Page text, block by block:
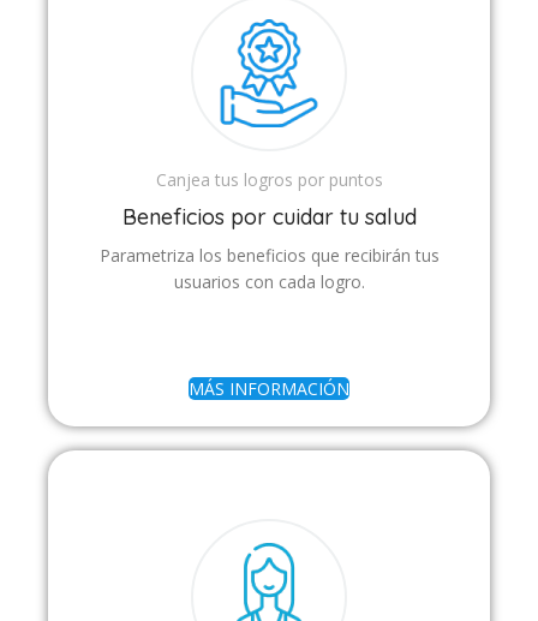
Canjea tus logros por puntos
Beneficios por cuidar tu salud
Parametriza los beneficios que recibirán tus
usuarios con cada logro.
MÁS INFORMACIÓN